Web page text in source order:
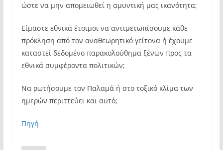
ώστε να μην απομειωθεί η αμυντική μας ικανότητα;
Είμαστε εθνικά έτοιμοι να αντιμετωπίσουμε κάθε
πρόκληση από τον αναθεωρητικό γείτονα ή έχουμε
καταστεί δεδομένο παρακολούθημα ξένων προς τα
εθνικά συμφέροντα πολιτικών;
Να ρωτήσουμε τον Παλαμά ή στο τοξικό κλίμα των
ημερών περιττεύει και αυτό;
Πηγή